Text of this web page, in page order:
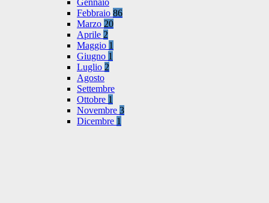
Gennaio
Febbraio 86
Marzo 20
Aprile 2
Maggio 1
Giugno 1
Luglio 2
Agosto
Settembre
Ottobre 1
Novembre 3
Dicembre 1